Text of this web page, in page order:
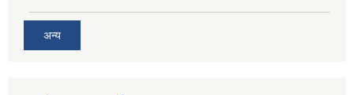
अन्य